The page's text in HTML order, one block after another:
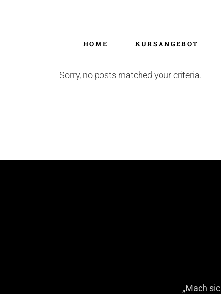
HOME KURSANGEBOT
Sorry, no posts matched your criteria.
„Mach